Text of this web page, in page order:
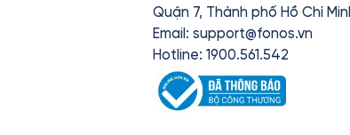
Quận 7, Thành phố Hồ Chí
Email: support@fonos.vn
Hotline: 1900.561.542